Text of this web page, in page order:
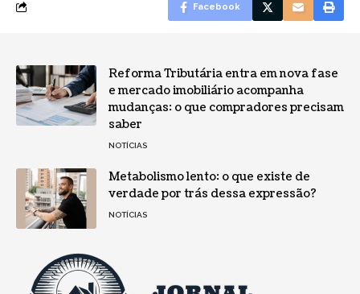
Facebook
Reforma Tributária entra em nova fase
e mercado imobiliário acompanha
mudanças: o que compradores precisam
saber
NOTÍCIAS
Metabolismo lento: o que existe de
verdade por trás dessa expressão?
NOTÍCIAS